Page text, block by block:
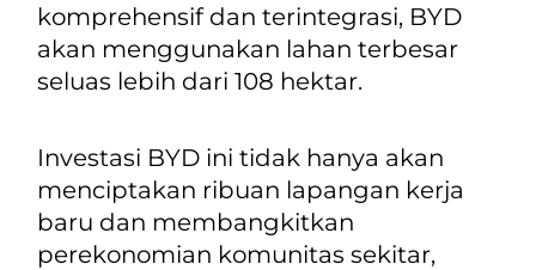
komprehensif dan terintegrasi, BYD
akan menggunakan lahan terbesar
seluas lebih dari 108 hektar.
Investasi BYD ini tidak hanya akan
menciptakan ribuan lapangan kerja
baru dan membangkitkan
perekonomian komunitas sekitar,